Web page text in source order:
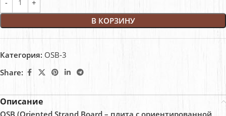
В КОРЗИНУ
Категория: OSB-3
Share:
Описание
OSB (Oriented Strand Board – плита с ориентированной